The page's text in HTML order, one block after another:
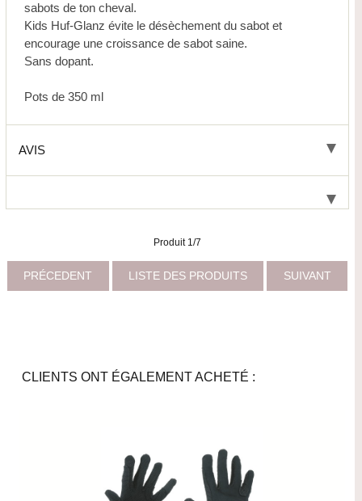
sabots de ton cheval.
Kids Huf-Glanz évite le désèchement du sabot et
encourage une croissance de sabot saine.
Sans dopant.
Pots de 350 ml
AVIS
Produit 1/7
PRÉCEDENT LISTE DES PRODUITS SUIVANT
CLIENTS ONT ÉGALEMENT ACHETÉ :